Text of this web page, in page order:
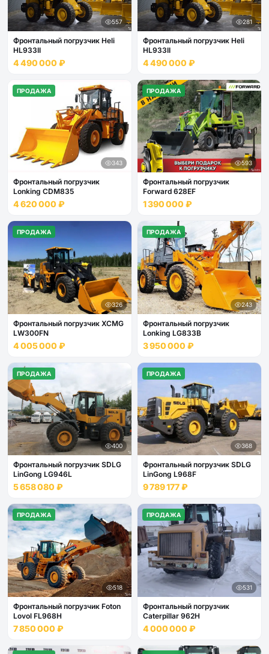
557
Фронтальный погрузчик Heli
HL933II
4 490 000 ₽
281
Фронтальный погрузчик Heli
HL933II
4 490 000 ₽
ПРОДАЖА
343
Фронтальный погрузчик
Lonking CDM835
4 620 000 ₽
ПРОДАЖА
593
Фронтальный погрузчик
Forward 628EF
1 390 000 ₽
ПРОДАЖА
326
Фронтальный погрузчик XCMG
LW300FN
4 005 000 ₽
ПРОДАЖА
243
Фронтальный погрузчик
Lonking LG833B
3 950 000 ₽
ПРОДАЖА
400
Фронтальный погрузчик SDLG
LinGong LG946L
5 658 080 ₽
ПРОДАЖА
368
Фронтальный погрузчик SDLG
LinGong L968F
9 789 177 ₽
ПРОДАЖА
518
Фронтальный погрузчик Foton
Lovol FL968H
7 850 000 ₽
ПРОДАЖА
531
Фронтальный погрузчик
Caterpillar 962H
4 000 000 ₽